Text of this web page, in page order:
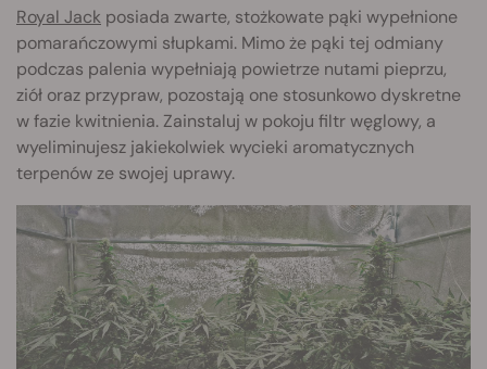
Royal Jack posiada zwarte, stożkowate pąki wypełnione
pomarańczowymi słupkami. Mimo że pąki tej odmiany
podczas palenia wypełniają powietrze nutami pieprzu,
ziół oraz przypraw, pozostają one stosunkowo dyskretne
w fazie kwitnienia. Zainstaluj w pokoju filtr węglowy, a
wyeliminujesz jakiekolwiek wycieki aromatycznych
terpenów ze swojej uprawy.